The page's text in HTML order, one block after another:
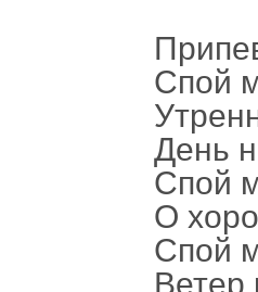
Спой
День
Спой
О
Спой
Ветер